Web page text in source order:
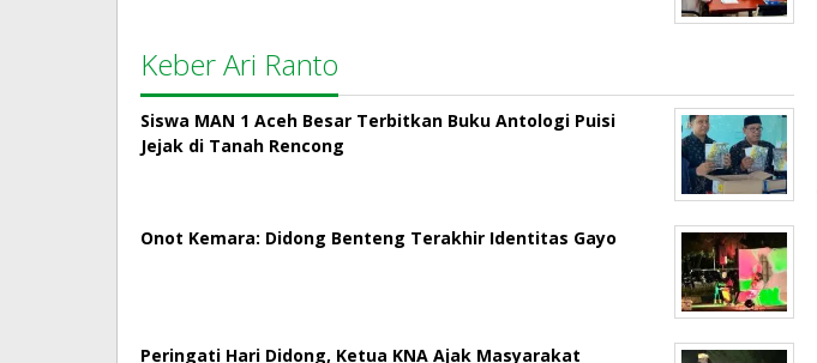
Keber Ari Ranto
Siswa MAN 1 Aceh Besar Terbitkan Buku Antologi Puisi
Jejak di Tanah Rencong
Onot Kemara: Didong Benteng Terakhir Identitas Gayo
Peringati Hari Didong, Ketua KNA Ajak Masyarakat